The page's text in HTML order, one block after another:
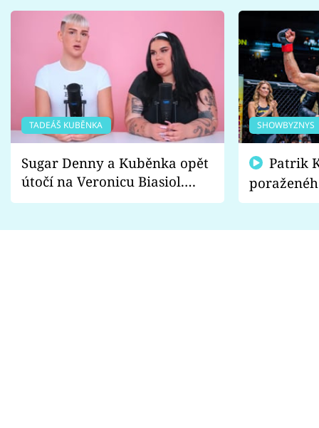
TADEÁŠ KUBĚNKA
Sugar Denny a Kuběnka opět
útočí na Veronicu Biasiol.
Proč je podle nich falešná a
SHOWBYZNYS
fanoušci